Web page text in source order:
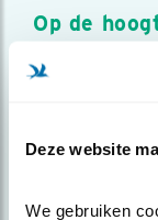
Deze website
We gebruiken
Op de
Meld je aan en
over vogels en